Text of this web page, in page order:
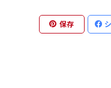
保存